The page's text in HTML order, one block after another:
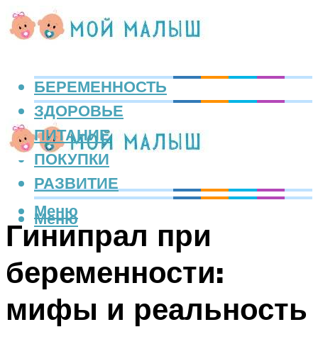
БЕРЕМЕННОСТЬ
ЗДОРОВЬЕ
ПИТАНИЕ
ПОКУПКИ
РАЗВИТИЕ
Меню
Меню
Гинипрал при
беременности:
мифы и реальность